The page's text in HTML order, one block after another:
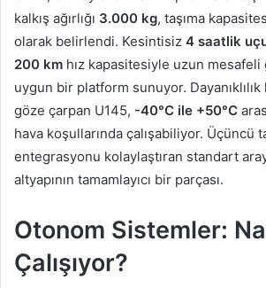
kalkış ağırlığı 3.000 kg, taşıma
olarak belirlendi. Kesintisiz 4 saatlik
200 km hız kapasitesiyle uzun
uygun bir platform sunuyor.
göze çarpan U145, -40°C ile +50°C
hava koşullarında çalışabiliyor. Üçüncü
entegrasyonu kolaylaştıran standart
altyapının tamamlayıcı bir parçası.
Otonom Sistemler:
Çalışıyor?